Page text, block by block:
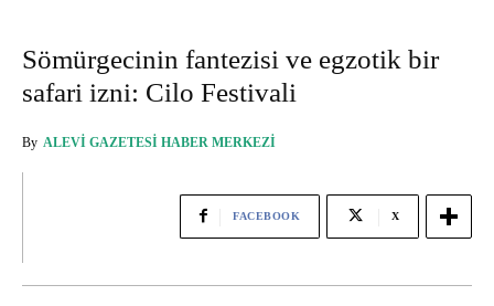
Sömürgecinin fantezisi ve egzotik bir
safari izni: Cilo Festivali
By ALEVI GAZETESI HABER MERKEZI
FACEBOOK X